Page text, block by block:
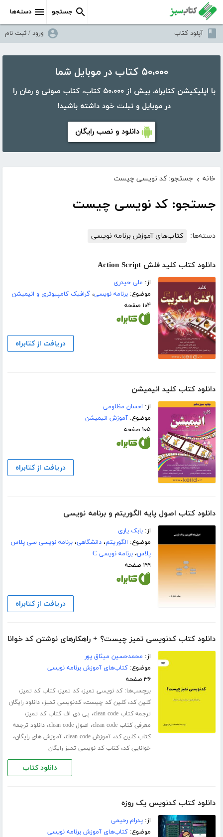
دسته‌ها جستجو
آپلود کتاب ورود / ثبت نام
۵۰،۰۰۰ کتاب در موبایل شما
با اپلیکیشن کتابراه، بیش از ۵۰،۰۰۰ کتاب، کتاب صوتی و رمان را
در موبایل و تبلت خود داشته باشید!
دانلود و نصب رایگان
خانه › جستجو: کد نویسی چیست
جستجو: کد نویسی چیست
دسته‌ها: کتاب‌های آموزش برنامه نویسی
دانلود کتاب کلید فلش Action Script
از: علی حیدری
موضوع:برنامه نویسی،گرافیک کامپیوتری و انیمیشن
۱۰۴ صفحه
دریافت از کتابراه
دانلود کتاب کلید انیمیشن
از: احسان مظلومی
موضوع:آموزش انیمیشن
۱۰۵ صفحه
دریافت از کتابراه
دانلود کتاب اصول پایه الگوریتم و برنامه نویسی
از:بابک یاری
موضوع: الگوریتم،دانشگاهی،برنامه نویسی سی پلاس
پلاس،برنامه نویسی C
۱۹۹ صفحه
دریافت از کتابراه
دانلود کتاب کدنویسی تمیز چیست؟ + راهکارهای نوشتن کد خوانا
از: محمدحسین میثاق پور
موضوع:کتاب‌های آموزش برنامه نویسی
۳۶ صفحه
برچسب‌ها:کد نویسی تمیز،کد تمیز،کتاب کد تمیز،
کلین کد،کلین کد چیست،کدنویسی تمیز،دانلود رایگان
ترجمه کتاب clean code
، پی دی اف کتاب کد تمیز،
معرفی کتاب clean code ، اصول clean code ،دانلود ترجمه
کتاب کلین کد،آموزش clean code ،آموزش های رایگان،
خوانایی کد،کتاب کد نویسی تمیز رایگان
دانلود کتاب
دانلود کتاب کدنویس یک روزه
از:پدرام رحیمی
موضوع:کتاب‌های آموزش برنامه نویسی